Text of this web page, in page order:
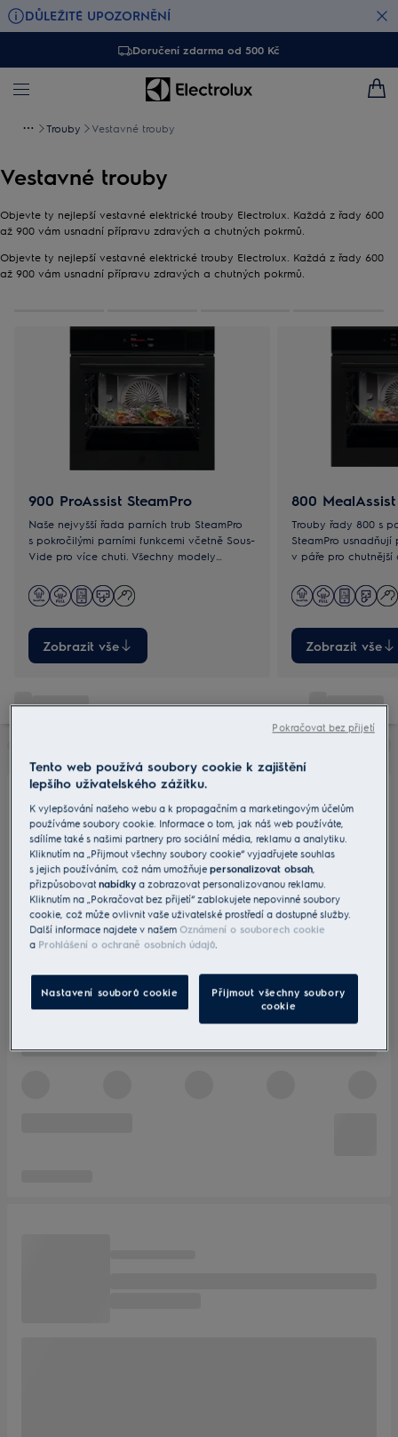
DŮLEŽITÉ UPOZORNĚNÍ
Doručení zdarma od 500 Kč
Trouby Vestavné trouby
Vestavné trouby
Objevte ty nejlepší vestavné elektrické trouby Electrolux. Každá z řady 600
až 900 vám usnadní přípravu zdravých a chutných pokrmů.
Objevte ty nejlepší vestavné elektrické trouby Electrolux. Každá z řady 600
až 900 vám usnadní přípravu zdravých a chutných pokrmů.
900 ProAssist SteamPro
Naše nejvyšší řada parních trub SteamPro
s pokročilými parními funkcemi včetně Sous-
Vide pro více chuti. Všechny modely
programům.
Zobrazit vše
800
Trouby řady 800 s
SteamPro
v páře pro chutnější a zdravější pokrmy. S
výraznějších chutí.
Zobrazit vše
Tento web používá soubory cookie k zajištění
lepšího uživatelského zážitku.
K vylepšování našeho webu a k propagačním a marketingovým účelům
používáme soubory cookie. Informace o tom, jak náš web používáte,
sdílíme také s našimi partnery pro sociální média, reklamu a analytiku.
Kliknutím na „Přijmout všechny soubory cookie“ vyjadřujete souhlas
s jejich používáním, což nám umožňujepersonalizovat obsah,
přizpůsobovatnabídky a zobrazovat personalizovanou reklamu.
Kliknutím na „Pokračovat bez přijetí“ zablokujete nepovinné soubory
cookie, což může ovlivnit vaše uživatelské prostředí a dostupné služby.
Další informace najdete v našemOznámení o souborech cookie
a Prohlášení o ochraně osobních údajů.
Nastavení souborů cookie
Přijmout všechny soubory
cookie
Pokračovat bez přijetí